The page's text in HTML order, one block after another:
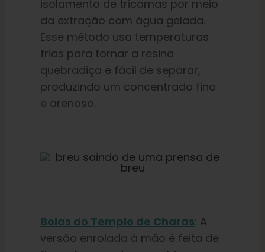
isolamento de tricomas por meio
da extração com água gelada.
Esse método usa temperaturas
frias para tornar a resina
quebradiça e fácil de separar,
produzindo um concentrado fino
e arenoso.
Bolas do Templo de Charas: A
versão enrolada à mão é feita de